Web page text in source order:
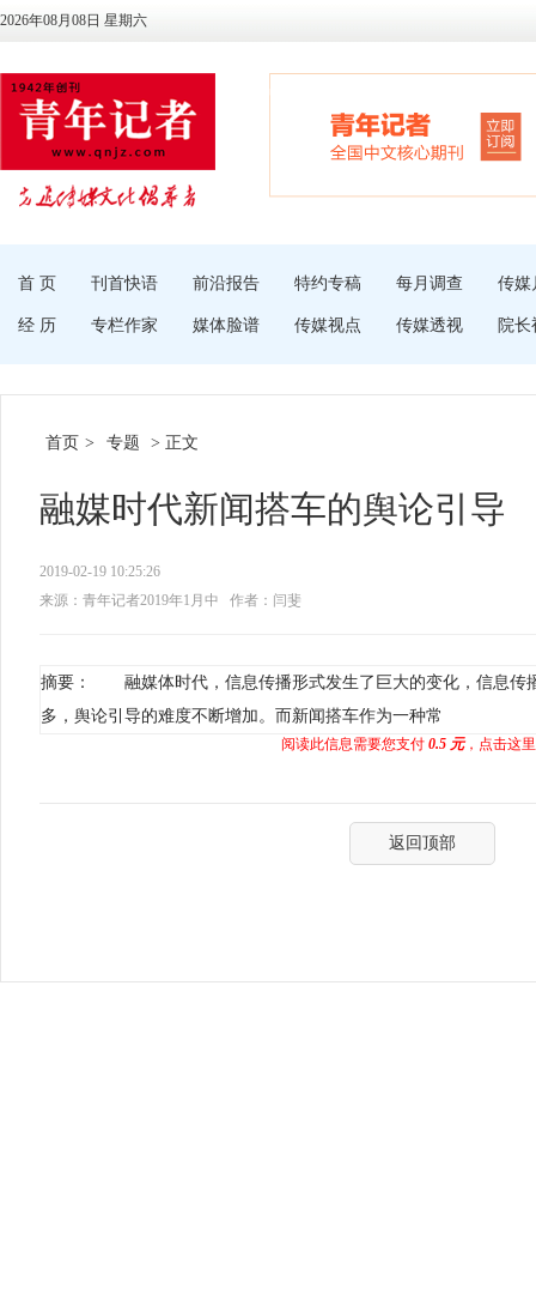
2026年08月08日 星期六
首 页 刊首快语 前沿报告 特约专稿 每月调查 传媒
经 历 专栏作家 媒体脸谱 传媒视点 传媒透视 院长
首页 > 专题 > 正文
融媒时代新闻搭车的舆论引导
2019-02-19 10:25:26
来源：青年记者2019年1月中
作者：闫斐
摘要： 融媒体时代，信息传播形式发生了巨大的变化，信息传
多，舆论引导的难度不断增加。而新闻搭车作为一种常
阅读此信息需要您支付 0.5 元，点击这
返回顶部